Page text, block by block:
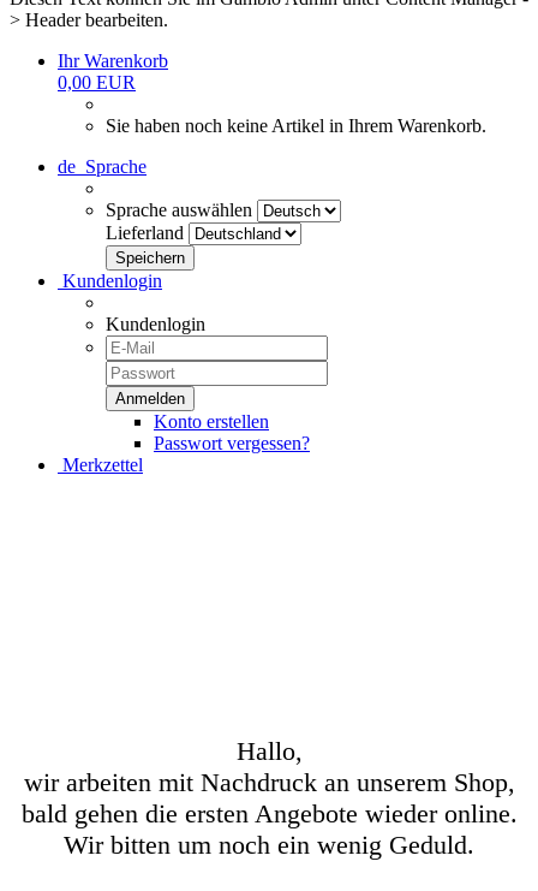
> Header bearbeiten.
Ihr Warenkorb
0,00 EUR
Sie haben noch keine Artikel in Ihrem Warenkorb.
de Sprache
Sprache auswählen
Lieferland
Kundenlogin
Kundenlogin
Konto erstellen
Passwort vergessen?
Merkzettel
Hallo,
wir arbeiten mit Nachdruck an unserem Shop,
bald gehen die ersten Angebote wieder online.
Wir bitten um noch ein wenig Geduld.